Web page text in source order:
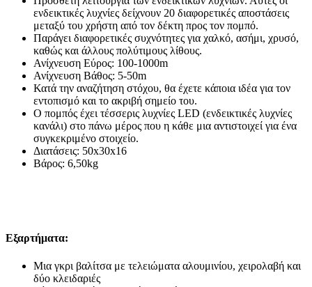
ενδεικτικές λυχνίες δείχνουν 20 διαφορετικές αποστάσεις
μεταξύ του χρήστη από τον δέκτη προς τον πομπό.
Παράγει διαφορετικές συχνότητες για χαλκό, ασήμι, χρυσό,
καθώς και άλλους πολύτιμους λίθους.
Ανίχνευση Εύρος: 100-1000m
Ανίχνευση Βάθος: 5-50m
Κατά την αναζήτηση στόχου, θα έχετε κάποια ιδέα για τον
εντοπισμό και το ακριβή σημείο του.
Ο πομπός έχει τέσσερις λυχνίες LED (ενδεικτικές λυχνίες
κανάλι) στο πάνω μέρος που η κάθε μια αντιστοιχεί για ένα
συγκεκριμένο στοιχείο.
Διατάσεις: 50x30x16
Βάρος: 6,50kg
Εξαρτήματα:
Μια γκρι βαλίτσα με τελειώματα αλουμινίου, χειρολαβή και
δύο κλειδαριές